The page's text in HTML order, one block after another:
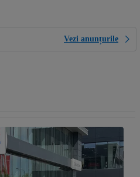
Vezi anunțurile